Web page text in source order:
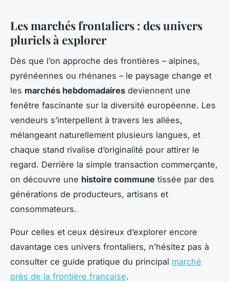
Les marchés frontaliers : des univers
pluriels à explorer
Dès que l’on approche des frontières – alpines,
pyrénéennes ou rhénanes – le paysage change et
les marchés hebdomadaires deviennent une
fenêtre fascinante sur la diversité européenne. Les
vendeurs s’interpellent à travers les allées,
mélangeant naturellement plusieurs langues, et
chaque stand rivalise d’originalité pour attirer le
regard. Derrière la simple transaction commerçante,
on découvre une histoire commune tissée par des
générations de producteurs, artisans et
consommateurs.
Pour celles et ceux désireux d’explorer encore
davantage ces univers frontaliers, n’hésitez pas à
consulter ce guide pratique du principal marché
près de la frontière française.